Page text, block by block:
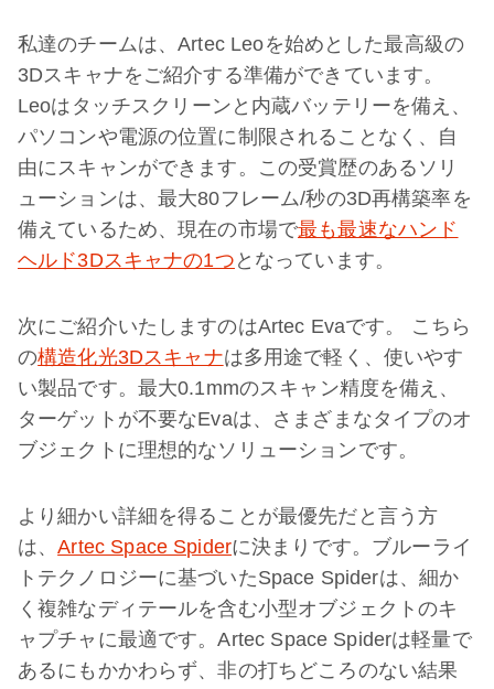
私達のチームは、Artec Leoを始めとした最高級の
3Dスキャナをご紹介する準備ができています。
Leoはタッチスクリーンと内蔵バッテリーを備え、
パソコンや電源の位置に制限されることなく、自
由にスキャンができます。この受賞歴のあるソリ
ューションは、最大80フレーム/秒の3D再構築率を
備えているため、現在の市場で最も最速なハンド
ヘルド3Dスキャナの1つ となっています。
次にご紹介いたしますのはArtec Evaです。 こちら
の構造化光3Dスキャナは多用途で軽く、使いやす
い製品です。最大0.1mmのスキャン精度を備え、
ターゲットが不要なEvaは、さまざまなタイプのオ
ブジェクトに理想的なソリューションです。
より細かい詳細を得ることが最優先だと言う方
は、Artec Space Spiderに決まりです。ブルーライ
トテクノロジーに基づいたSpace Spiderは、細か
く複雑なディテールを含む小型オブジェクトのキ
ャプチャに最適です。Artec Space Spiderは軽量で
あるにもかかわらず、非の打ちどころのない結果